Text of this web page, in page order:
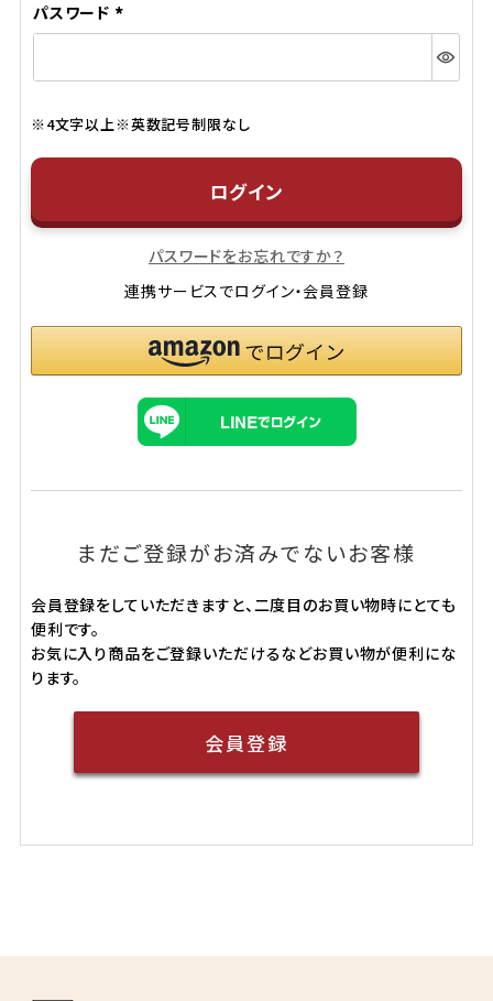
パスワード
(必
ログイン
パスワードをお忘れですか？
連携サービスでログイン・会員登録
まだご登録がお済みでないお客様
会員登録をしていただきますと、二度目のお買い物時にとても
便利です。
お気に入り商品をご登録いただけるなどお買い物が便利にな
ります。
会員登録